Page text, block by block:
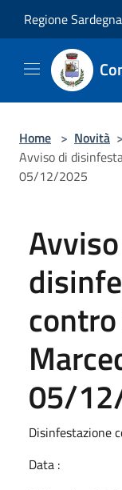
Regione Sardegna
Home > Novità >
Avviso di
05/12/2025
05/
Disinfestazione
Data :